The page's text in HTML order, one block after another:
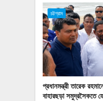
চট্টগ্রাম
প্রধানমন্ত্রী তারেক
বাহারছড়া সমুদ্রসৈকতে